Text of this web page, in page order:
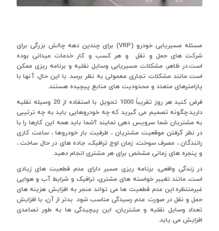
مسئله مسیریابی خودرو (VRP) برای چندین دهه چالش بزرگی برای
شرکت های حمل و نقل و هر کسب و کار خدمات میدانی بوده
است.در ظاهر، مشکلات مسیریابی وسایل نقلیه و برنامه ریزی ممکن
است مانند مشکلات تجاری معمولی به نظر برسد. با این حال، آنها با
پارامترهای متعدد و محدودیت های منابع پیچیده هستند.
فرض کنید هر روز تقریباً 1000 تحویل با استفاده از 20 وسیله نقلیه
دارید.چگونه تصمیم می گیرید که چه خودروهایی باید به چه ترتیبی
به مشتریان شما سرویس دهی نمایند ؟شما باید همه این کارها را با
در نظر گرفتن موقعیت مشتریان ، ظرفیت بار خودروها ، ساعت کاری
رانندگان ، مصرف سوخت، زمان اوج ترافیک، جاده های در حال ساخت ،
و پنجره های زمانی مشخص برای هر مشتری انجام دهید.
در زندگی واقعی، برنامه ریزی مسیر دارای عدم قطعیت های زیادی
است، مانند تغییر خواسته های مشتری، ترافیک و شرایط آب و هوایی
غیرمنتظره.این عدم قطعیت ها می تواند منجر به افزایش هزینه های
حمل و نقل در صورت عدم رسیدگی مناسب شود. بدتر از آن، با افزایش
تعداد وسایل نقلیه و مشتریان، این پیچیدگی ها به طور تصاعدی
افزایش می یابد.